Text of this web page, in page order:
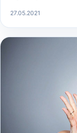
27.05.2021